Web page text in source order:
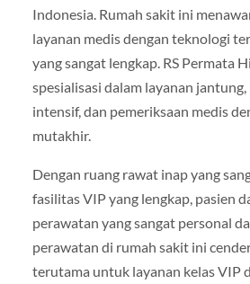
Indonesia. Rumah sakit ini
layanan medis dengan teknologi
yang sangat lengkap. RS Permata
spesialisasi dalam layanan
intensif, dan pemeriksaan medis
mutakhir.
Dengan ruang rawat inap yang
fasilitas VIP yang lengkap, pasien
perawatan yang sangat personal
perawatan di rumah sakit ini
terutama untuk layanan kelas VIP